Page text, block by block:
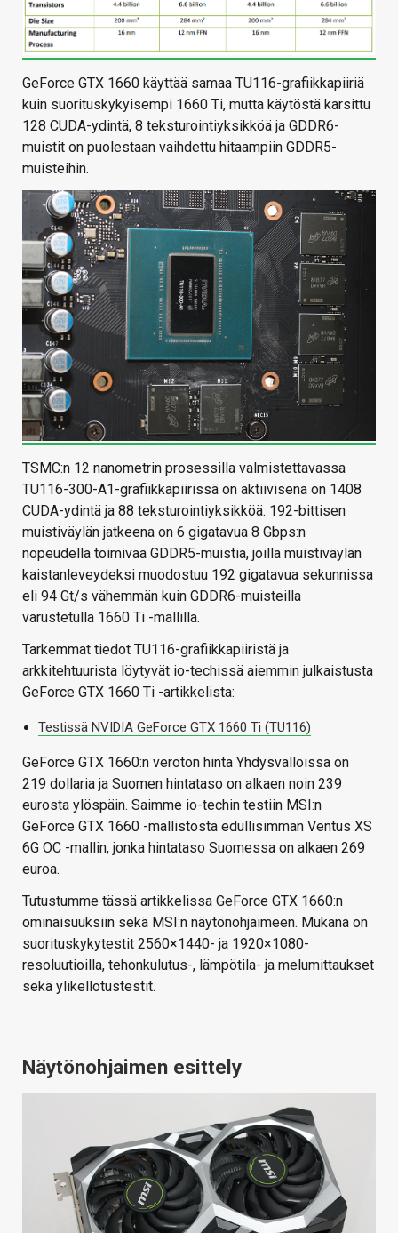
GeForce GTX 1660 käyttää samaa TU116-grafiikkapiiriä
kuin suorituskykyisempi 1660 Ti, mutta käytöstä karsittu
128 CUDA-ydintä, 8 teksturointiyksikköä ja GDDR6-
muistit on puolestaan vaihdettu hitaampiin GDDR5-
muisteihin.
TSMC:n 12 nanometrin prosessilla valmistettavassa
TU116-300-A1-grafiikkapiirissä on aktiivisena on 1408
CUDA-ydintä ja 88 teksturointiyksikköä. 192-bittisen
muistiväylän jatkeena on 6 gigatavua 8 Gbps:n
nopeudella toimivaa GDDR5-muistia, joilla muistiväylän
kaistanleveydeksi muodostuu 192 gigatavua sekunnissa
eli 94 Gt/s vähemmän kuin GDDR6-muisteilla
varustetulla 1660 Ti -mallilla.
Tarkemmat tiedot TU116-grafiikkapiiristä ja
arkkitehtuurista löytyvät io-techissä aiemmin julkaistusta
GeForce GTX 1660 Ti -artikkelista:
Testissä NVIDIA GeForce GTX 1660 Ti (TU116)
GeForce GTX 1660:n veroton hinta Yhdysvalloissa on
219 dollaria ja Suomen hintataso on alkaen noin 239
eurosta ylöspäin. Saimme io-techin testiin MSI:n
GeForce GTX 1660 -mallistosta edullisimman Ventus XS
6G OC -mallin, jonka hintataso Suomessa on alkaen 269
euroa.
Tutustumme tässä artikkelissa GeForce GTX 1660:n
ominaisuuksiin sekä MSI:n näytönohjaimeen. Mukana on
suorituskykytestit 2560×1440- ja 1920×1080-
resoluutioilla, tehonkulutus-, lämpötila- ja melumittaukset
sekä ylikellotustestit.
Näytönohjaimen esittely